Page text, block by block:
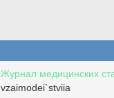
Журнал медицинских
vzaimodei`stviia